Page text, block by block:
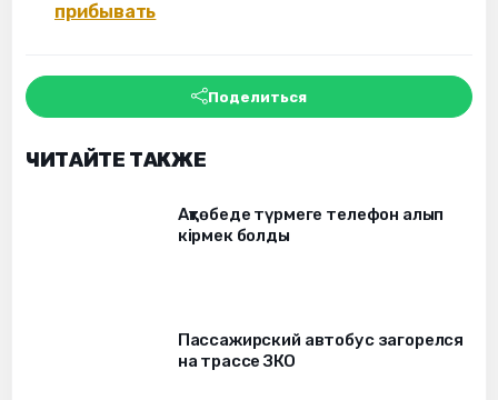
прибывать
Поделиться
ЧИТАЙТЕ ТАКЖЕ
Ақтөбеде түрмеге телефон алып
кірмек болды
Пассажирский автобус загорелся
на трассе ЗКО